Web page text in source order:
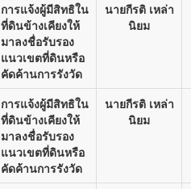
การแจ้งผู้มีสิทธิใน
ที่ดินข้างเคียงให้
มาลงชื่อรับรอง
แนวเขตที่ดินหรือ
คัดค้านการรังวัด
นายกีรติ เหล่า
นิยม
การแจ้งผู้มีสิทธิใน
ที่ดินข้างเคียงให้
มาลงชื่อรับรอง
แนวเขตที่ดินหรือ
คัดค้านการรังวัด
นายกีรติ เหล่า
นิยม